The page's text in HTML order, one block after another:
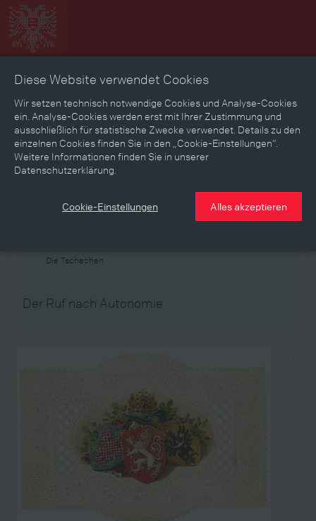
Zeitbild Zeitreise Landkarte Erinnerungen
Mediathek Textmodus
Themen Zeiträume Aspekte
Die Tschechen
Der Ruf nach Autonomie
Diese Website verwendet Cookies
Wir setzen technisch notwendige Cookies und Analyse-Cookies
ein. Analyse-Cookies werden erst mit Ihrer Zustimmung und
ausschließlich für statistische Zwecke verwendet. Details zu den
einzelnen Cookies finden Sie in den „Cookie-Einstellungen“.
Weitere Informationen finden Sie in unserer
Datenschutzerklärung.
Cookie-Einstellungen Alles akzeptieren